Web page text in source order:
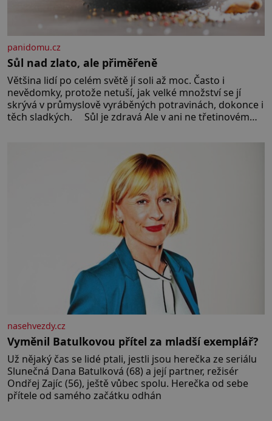
panidomu.cz
Sůl nad zlato, ale přiměřeně
Většina lidí po celém světě jí soli až moc. Často i
nevědomky, protože netuší, jak velké množství se jí
skrývá v průmyslově vyráběných potravinách, dokonce i
těch sladkých. Sůl je zdravá Ale v ani ne třetinovém
nasehvezdy.cz
Vyměnil Batulkovou přítel za mladší exemplář?
Už nějaký čas se lidé ptali, jestli jsou herečka ze seriálu
Slunečná Dana Batulková (68) a její partner, režisér
Ondřej Zajíc (56), ještě vůbec spolu. Herečka od sebe
přítele od samého začátku odhán